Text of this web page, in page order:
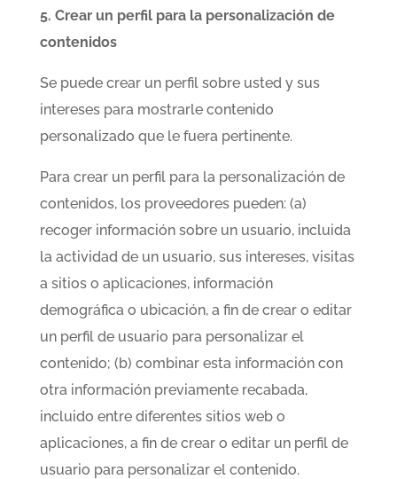
5. Crear un perfil para la personalización de
contenidos
Se puede crear un perfil sobre usted y sus
intereses para mostrarle contenido
personalizado que le fuera pertinente.
Para crear un perfil para la personalización de
contenidos, los proveedores pueden: (a)
recoger información sobre un usuario, incluida
la actividad de un usuario, sus intereses, visitas
a sitios o aplicaciones, información
demográfica o ubicación, a fin de crear o editar
un perfil de usuario para personalizar el
contenido; (b) combinar esta información con
otra información previamente recabada,
incluido entre diferentes sitios web o
aplicaciones, a fin de crear o editar un perfil de
usuario para personalizar el contenido.